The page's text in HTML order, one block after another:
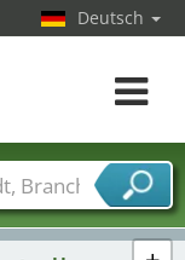
Deutsch
Toggle
Branchen